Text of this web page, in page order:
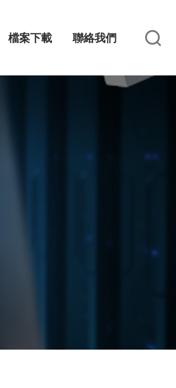
檔案下載 聯絡我們